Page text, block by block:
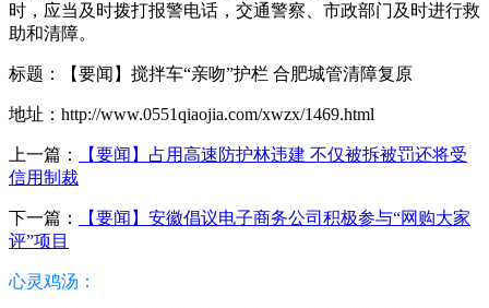
时，应当及时拨打报警电话，交通警察、市政部门及时进行救
助和清障。
标题：【要闻】搅拌车“亲吻”护栏 合肥城管清障复原
地址：http://www.0551qiaojia.com/xwzx/1469.html
上一篇：
【要闻】占用高速防护林违建 不仅被拆被罚还将受
信用制裁
下一篇：
【要闻】安徽倡议电子商务公司积极参与“网购大家
评”项目
心灵鸡汤：